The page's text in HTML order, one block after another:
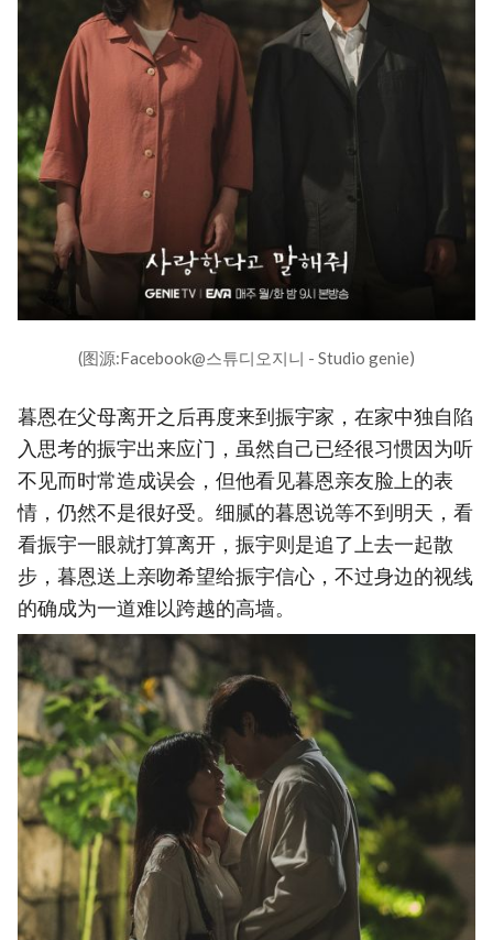
(图源:Facebook@스튜디오지니 - Studio genie)
暮恩在父母离开之后再度来到振宇家，在家中独自陷
入思考的振宇出来应门，虽然自己已经很习惯因为听
不见而时常造成误会，但他看见暮恩亲友脸上的表
情，仍然不是很好受。细腻的暮恩说等不到明天，看
看振宇一眼就打算离开，振宇则是追了上去一起散
步，暮恩送上亲吻希望给振宇信心，不过身边的视线
的确成为一道难以跨越的高墙。